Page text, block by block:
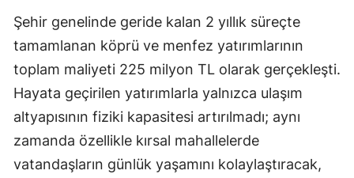
Şehir genelinde geride kalan 2 yıllık süreçte
tamamlanan köprü ve menfez yatırımlarının
toplam maliyeti 225 milyon TL olarak gerçekleşti.
Hayata geçirilen yatırımlarla yalnızca ulaşım
altyapısının fiziki kapasitesi artırılmadı; aynı
zamanda özellikle kırsal mahallelerde
vatandaşların günlük yaşamını kolaylaştıracak,